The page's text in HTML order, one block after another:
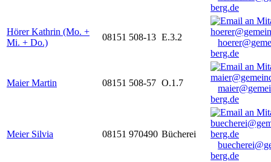
berg.de
Hörer Kathrin (Mo. +
Mi. + Do.)
08151 508-13 E.3.2
berg.de
Maier Martin 08151 508-57 O.1.7
berg.de
Meier Silvia 08151 970490 Bücherei
berg.de